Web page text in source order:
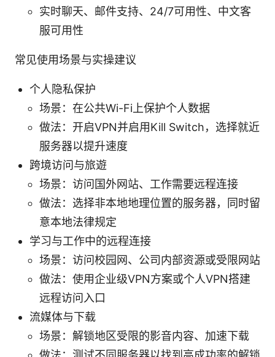
实时聊天、邮件支持、24/7可用性、中文客
服可用性
常见使用场景与实操建议
个人隐私保护
场景：在公共Wi-Fi上保护个人数据
做法：开启VPN并启用Kill Switch，选择就近
服务器以提升速度
跨境访问与旅遊
场景：访问国外网站、工作需要远程连接
做法：选择非本地地理位置的服务器，同时留
意本地法律规定
学习与工作中的远程连接
场景：访问校园网、公司内部资源或受限网站
做法：使用企业级VPN方案或个人VPN搭建
远程访问入口
流媒体与下载
场景：解锁地区受限的影音内容、加速下载